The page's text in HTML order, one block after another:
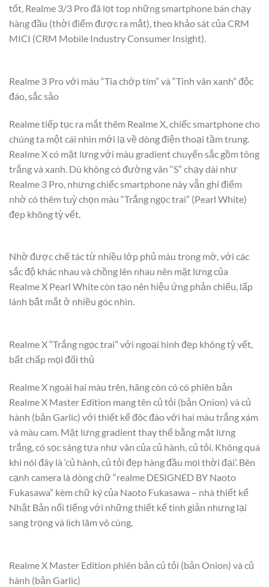
tốt, Realme 3/3 Pro đã lọt top những smartphone bán chạy
hàng đầu (thời điểm được ra mắt), theo khảo sát của CRM
MICI (CRM Mobile Industry Consumer Insight).
Realme 3 Pro với màu “Tia chớp tím” và “Tinh vân xanh” độc
đáo, sắc sảo
Realme tiếp tục ra mắt thêm Realme X, chiếc smartphone cho
chúng ta một cái nhìn mới lạ về dòng điện thoại tầm trung.
Realme X có mặt lưng với màu gradient chuyển sắc gồm tông
trắng và xanh. Dù không có đường vân “S” chạy dài như
Realme 3 Pro, nhưng chiếc smartphone này vẫn ghi điểm
nhờ có thêm tuỳ chọn màu “Trắng ngọc trai” (Pearl White)
đẹp không tỳ vết.
Nhờ được chế tác từ nhiều lớp phủ màu trong mờ, với các
sắc độ khác nhau và chồng lên nhau nên mặt lưng của
Realme X Pearl White còn tạo nên hiệu ứng phản chiếu, lấp
lánh bắt mắt ở nhiều góc nhìn.
Realme X “Trắng ngọc trai” với ngoại hình đẹp không tỳ vết,
bất chấp mọi đối thủ
Realme X ngoài hai màu trên, hãng còn có có phiên bản
Realme X Master Edition mang tên củ tỏi (bản Onion) và củ
hành (bản Garlic) với thiết kế đôc đáo với hai màu trắng xám
và màu cam. Mặt lưng gradient thay thế bằng mặt lưng
trắng, có sọc sáng tựa như vân của củ hành, củ tỏi. Không quá
khi nói đây là ‘củ hành, củ tỏi đẹp hàng đầu mọi thời đại’. Bên
cạnh camera là dòng chữ “realme DESIGNED BY Naoto
Fukasawa” kèm chữ ký của Naoto Fukasawa – nhà thiết kế
Nhật Bản nổi tiếng với những thiết kế tinh giản nhưng lại
sang trọng và lịch lãm vô cùng.
Realme X Master Edition phiên bản củ tỏi (bản Onion) và củ
hành (bản Garlic)